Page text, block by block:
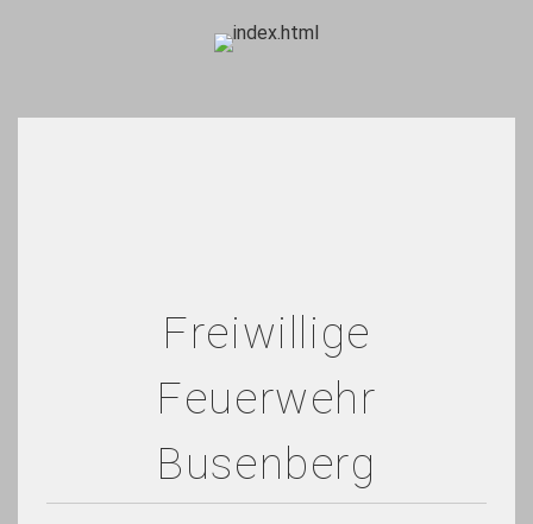
Freiwillige
Feuerwehr
Busenberg